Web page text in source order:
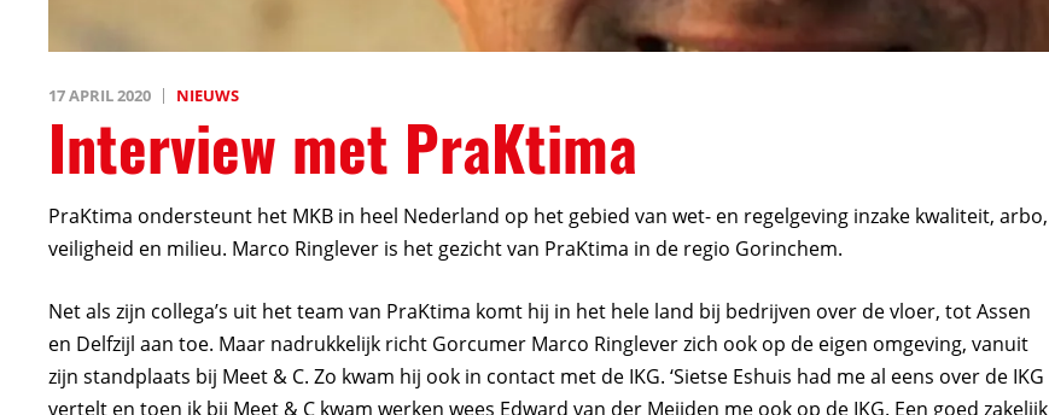
17 APRIL 2020 NIEUWS
Interview met PraKtima
PraKtima ondersteunt het MKB in heel Nederland op het gebied van wet- en regelgeving inzake kwaliteit, arbo,
veiligheid en milieu. Marco Ringlever is het gezicht van PraKtima in de regio Gorinchem.
Net als zijn collega’s uit het team van PraKtima komt hij in het hele land bij bedrijven over de vloer, tot Assen
en Delfzijl aan toe. Maar nadrukkelijk richt Gorcumer Marco Ringlever zich ook op de eigen omgeving, vanuit
zijn standplaats bij Meet & C. Zo kwam hij ook in contact met de IKG. ‘Sietse Eshuis had me al eens over de IKG
vertelt en toen ik bij Meet & C kwam werken wees Edward van der Meijden me ook op de IKG. Een goed zakelijk